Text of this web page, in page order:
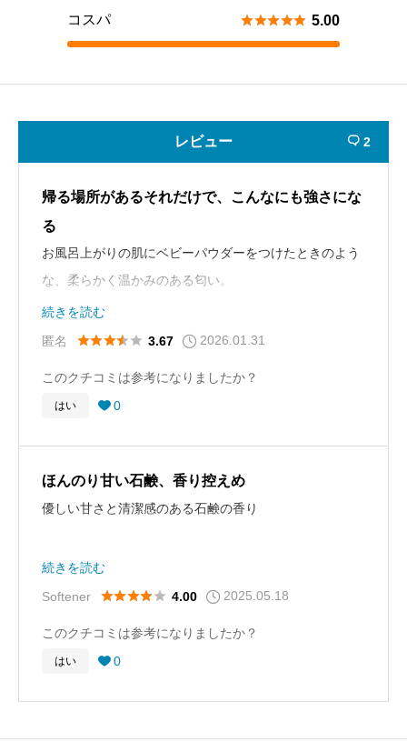
コスパ  5.00
レビュー  2
帰る場所があるそれだけで、こんなにも強さにな
る
お風呂上がりの肌にベビーパウダーをつけたときのよう
な、柔らかく温かみのある匂い。
いっとき値段の高い柔軟剤に浮気しても、結局はこれに
戻ってこれる安心感。
続きを読む
匿名
 3.67 2026.01.31
このクチコミは参考になりましたか？
はい  0
ほんのり甘い石鹸、香り控えめ
優しい甘さと清潔感のある石鹸の香り
香りでかき消すのではなく、消臭して香るようなイメー
ジです
続きを読む
Softener
 4.00 2025.05.18
このクチコミは参考になりましたか？
はい  0